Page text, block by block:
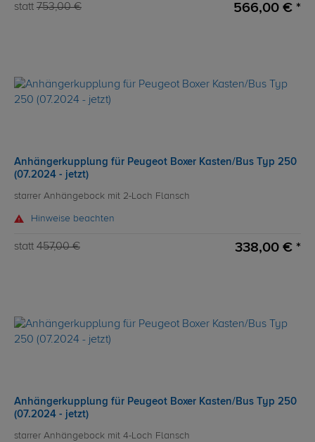
statt 753,00 € 566,00 € *
Anhängerkupplung für Peugeot Boxer Kasten/Bus Typ 250
(07.2024 - jetzt)
starrer Anhängebock mit 2-Loch Flansch
Hinweise beachten
statt 457,00 € 338,00 € *
Anhängerkupplung für Peugeot Boxer Kasten/Bus Typ 250
(07.2024 - jetzt)
starrer Anhängebock mit 4-Loch Flansch